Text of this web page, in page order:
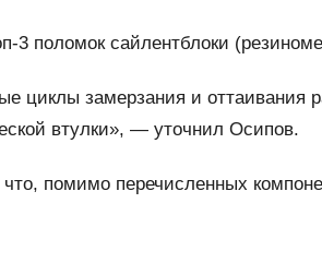
3 поломок сайлентблоки
циклы замерзания и оттаивания
втулки», — уточнил Осипов.
помимо перечисленных